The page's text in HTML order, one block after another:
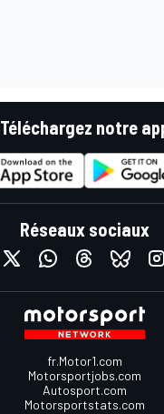
Téléchargez notre
Réseaux sociaux
fr.Motor1.com
Motorsportjobs.com
Autosport.com
Motorsportstats.com